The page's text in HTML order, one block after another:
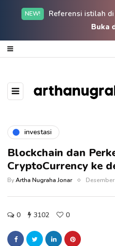
NEW!
Referensi istilah
Buka
investasi
Blockchain dan
CryptoCurrency ke
ByArtha Nugraha Jonar
0 3102 0